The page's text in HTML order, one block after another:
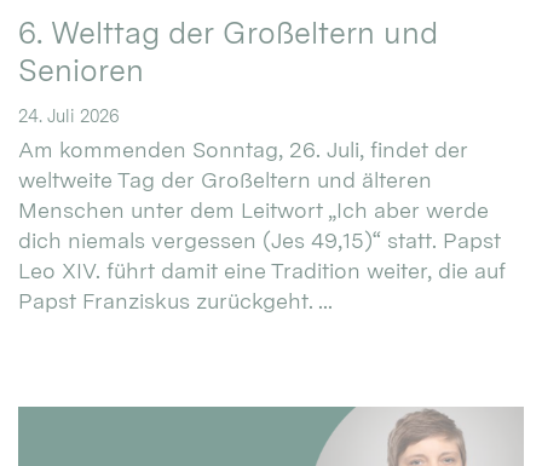
6. Welttag der Großeltern und
Senioren
24. Juli 2026
Am kommenden Sonntag, 26. Juli, findet der
weltweite Tag der Großeltern und älteren
Menschen unter dem Leitwort „Ich aber werde
dich niemals vergessen (Jes 49,15)“ statt. Papst
Leo XIV. führt damit eine Tradition weiter, die auf
Papst Franziskus zurückgeht. ...